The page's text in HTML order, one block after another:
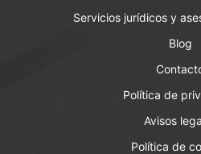
Servicios jurídicos y
Blog
Política de
Avisos
Política de